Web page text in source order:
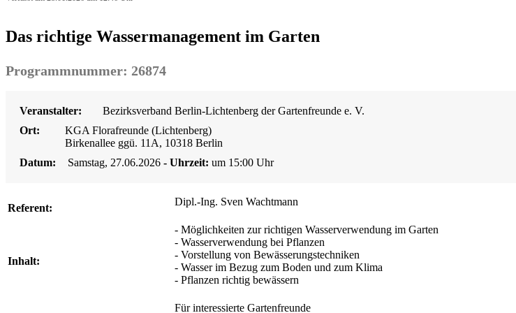
Das richtige Wassermanagement im Garten
Programmnummer: 26874
Veranstalter:
Bezirksverband Berlin-Lichtenberg der Gartenfreunde e. V.
Ort:
KGA Florafreunde (Lichtenberg)
Birkenallee ggü. 11A, 10318 Berlin
Datum:
Samstag, 27.06.2026 - Uhrzeit: um 15:00 Uhr
Referent:
Dipl.-Ing. Sven Wachtmann
Inhalt:
- Möglichkeiten zur richtigen Wasserverwendung im Garten
- Wasserverwendung bei Pflanzen
- Vorstellung von Bewässerungstechniken
- Wasser im Bezug zum Boden und zum Klima
- Pflanzen richtig bewässern
Für interessierte Gartenfreunde